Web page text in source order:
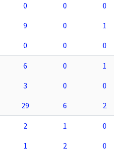
0 0 0
9 0 1
0 0 0
6 0 1
3 0 0
29 6 2
2 1 0
1 2 0